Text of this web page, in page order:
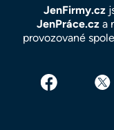
JenFirmy.cz
JenPráce.cza
provozované